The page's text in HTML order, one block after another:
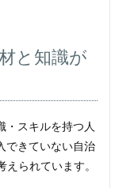
と知識が
・スキルを持つ人
できていない自治
られています。